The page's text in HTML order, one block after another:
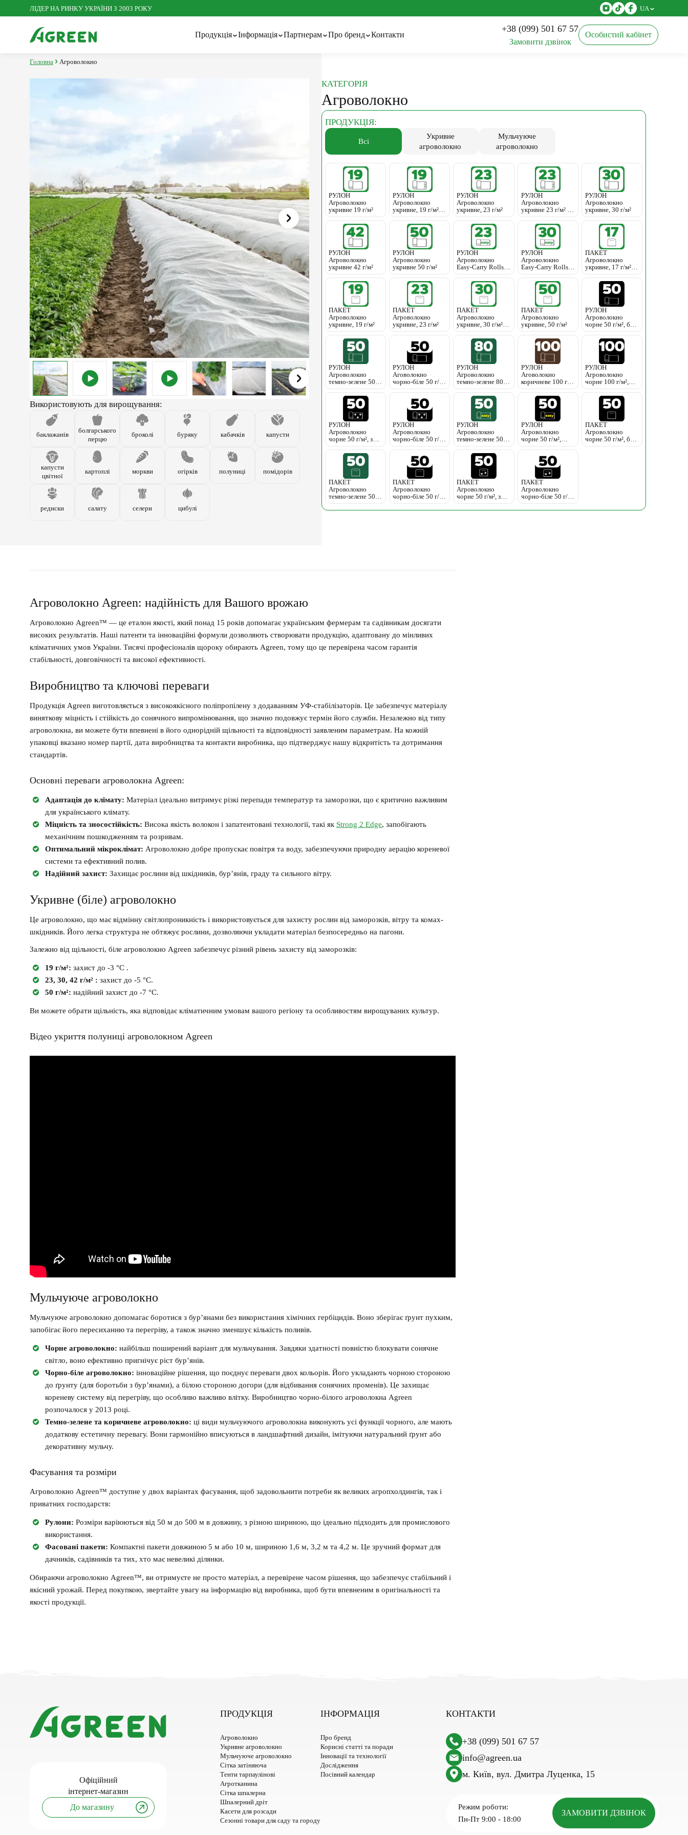
ЛІДЕР НА РИНКУ УКРАЇНИ З 2003 РОКУ UA
Продукція
Сітка пластикова Шпалерний дріт
Сезонні товари для саду та
городу
Інформація Партнерам Про бренд Контакти
+38 (099) 501 67 57
Замовити дзвінок
Особистий кабінет
Головна Агроволокно
Використовують для вирощування:
баклажанів
болгарського
перцю
броколі буряку кабачків капусти
капусти
цвітної
картоплі моркви огірків полуниці помідорів
редиски салату селери цибулі
КАТЕГОРІЯ
Агроволокно
ПРОДУКЦІЯ:
Всі
Укривне
агроволокно
Мульчуюче
агроволокно
РУЛОН
Агроволокно
укривне 19 г/м²
РУЛОН
Агроволокно
укривне, 19 г/м² з
РУЛОН
Агроволокно
укривне, 23 г/м²
РУЛОН
Агроволокно
укривне 23 г/м² з
РУЛОН
Агроволокно
укривне, 30 г/м²
РУЛОН
Агроволокно
укривне 42 г/м²
РУЛОН
Агроволокно
укривне 50 г/м²
РУЛОН
Агроволокно
Easy-Carry Rolls
Agreen
РУЛОН
Агроволокно
Easy-Carry Rolls
Agreen
ПАКЕТ
Агроволокно
укривне, 17 г/м²
ПАКЕТ
Агроволокно
укривне, 19 г/м²
ПАКЕТ
Агроволокно
укривне, 23 г/м²
ПАКЕТ
Агроволокно
укривне, 30 г/м²,
ПАКЕТ
Агроволокно
укривне, 50 г/м²
РУЛОН
Агроволокно
чорне 50 г/м², без
РУЛОН
Агроволокно
темно-зелене 50 г/
РУЛОН
Аговолокно
чорно-біле 50 г/
РУЛОН
Агроволокно
темно-зелене 80 г/
РУЛОН
Аговолокно
коричневе 100 г/
РУЛОН
Агроволокно
чорне 100 г/м²,
РУЛОН
Агроволокно
чорне 50 г/м², з
РУЛОН
Агроволокно
чорно-біле 50 г/
РУЛОН
Агроволокно
темно-зелене 50 г/
ROLLS
РУЛОН
Агроволокно
чорне 50 г/м²,
ПАКЕТ
Агроволокно
чорне 50 г/м², без
ПАКЕТ
Агроволокно
темно-зелене 50 г/
ПАКЕТ
Агроволокно
чорно-біле 50 г/
ПАКЕТ
Агроволокно
чорне 50 г/м², з
ПАКЕТ
Агроволокно
чорно-біле 50 г/
Агроволокно Agreen: надійність для Вашого врожаю
Агроволокно Agreen™ — це еталон якості, який понад 15 років допомагає українським фермерам та садівникам досягати
високих результатів. Наші патенти та інноваційні формули дозволяють створювати продукцію, адаптовану до мінливих
кліматичних умов України. Тисячі професіоналів щороку обирають Agreen, тому що це перевірена часом гарантія
стабільності, довговічності та високої ефективності.
Виробництво та ключові переваги
Продукція Agreen виготовляється з високоякісного поліпропілену з додаванням УФ-стабілізаторів. Це забезпечує матеріалу
виняткову міцність і стійкість до сонячного випромінювання, що значно подовжує термін його служби. Незалежно від типу
агроволокна, ви можете бути впевнені в його однорідній щільності та відповідності заявленим параметрам. На кожній
упаковці вказано номер партії, дата виробництва та контакти виробника, що підтверджує нашу відкритість та дотримання
стандартів.
Основні переваги агроволокна Agreen:
Адаптація до клімату: Матеріал ідеально витримує різкі перепади температур та заморозки, що є критично важливим
для українського клімату.
Міцність та зносостійкість: Висока якість волокон і запатентовані технології, такі як Strong 2 Edge, запобігають
механічним пошкодженням та розривам.
Оптимальний мікроклімат: Агроволокно добре пропускає повітря та воду, забезпечуючи природну аерацію кореневої
системи та ефективний полив.
Надійний захист: Захищає рослини від шкідників, бур’янів, граду та сильного вітру.
Укривне (біле) агроволокно
Це агроволокно, що має відмінну світлопроникність і використовується для захисту рослин від заморозків, вітру та комах-
шкідників. Його легка структура не обтяжує рослини, дозволяючи укладати матеріал безпосередньо на пагони.
Залежно від щільності, біле агроволокно Agreen забезпечує різний рівень захисту від заморозків:
19 г/м²: захист до -3 °C .
23, 30, 42 г/м² : захист до -5 °C.
50 г/м²: надійний захист до -7 °C.
Ви можете обрати щільність, яка відповідає кліматичним умовам вашого регіону та особливостям вирощуваних культур.
Відео укриття полуниці агроволокном Agreen
Мульчуюче агроволокно
Мульчуюче агроволокно допомагає боротися з бур’янами без використання хімічних гербіцидів. Воно зберігає ґрунт пухким,
запобігає його пересиханню та перегріву, а також значно зменшує кількість поливів.
Чорне агроволокно: найбільш поширений варіант для мульчування. Завдяки здатності повністю блокувати сонячне
світло, воно ефективно пригнічує ріст бур’янів.
Чорно-біле агроволокно: інноваційне рішення, що поєднує переваги двох кольорів. Його укладають чорною стороною
до ґрунту (для боротьби з бур’янами), а білою стороною догори (для відбивання сонячних променів). Це захищає
кореневу систему від перегріву, що особливо важливо влітку. Виробництво чорно-білого агроволокна Agreen
розпочалося у 2013 році.
Темно-зелене та коричневе агроволокно: ці види мульчуючого агроволокна виконують усі функції чорного, але мають
додаткову естетичну перевагу. Вони гармонійно вписуються в ландшафтний дизайн, імітуючи натуральний ґрунт або
декоративну мульчу.
Фасування та розміри
Агроволокно Agreen™ доступне у двох варіантах фасування, щоб задовольнити потреби як великих агропхолдингів, так і
приватних господарств:
Рулони: Розміри варіюються від 50 м до 500 м в довжину, з різною шириною, що ідеально підходить для промислового
використання.
Фасовані пакети: Компактні пакети довжиною 5 м або 10 м, шириною 1,6 м, 3,2 м та 4,2 м. Це зручний формат для
дачників, садівників та тих, хто має невеликі ділянки.
Обираючи агроволокно Agreen™, ви отримуєте не просто матеріал, а перевірене часом рішення, що забезпечує стабільний і
якісний урожай. Перед покупкою, звертайте увагу на інформацію від виробника, щоб бути впевненим в оригінальності та
якості продукції.
Офіційний
інтернет-магазин
До магазину
ПРОДУКЦІЯ
Агроволокно
Укривне агроволокно
Мульчуюче агроволокно
Сітка затіняюча
Тенти тарпаулінові
Агротканина
Сітка шпалерна
Шпалерний дріт
Касети для розсади
Сезонні товари для саду та городу
ІНФОРМАЦІЯ
Про бренд
Корисні статті та поради
Інновації та технології
Дослідження
Посівний календар
КОНТАКТИ
+38 (099) 501 67 57
info@agreen.ua
м. Київ, вул. Дмитра Луценка, 15
Режим роботи:
Пн-Пт 9:00 - 18:00
ЗАМОВИТИ ДЗВІНОК